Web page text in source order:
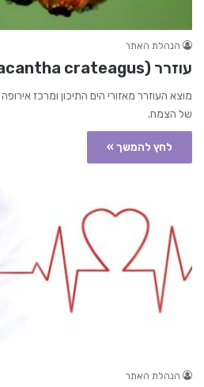
הנהלת האתר
עוזרר (oxyacantha crateagus)
של הצמח.
לחץ להמשך »
הנהלת האתר